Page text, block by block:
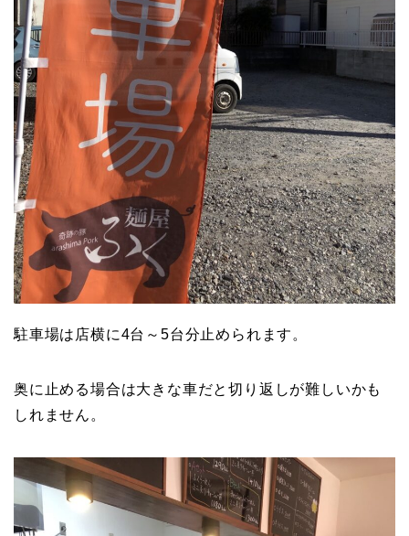
駐車場は店横に4台～5台分止められます。
奥に止める場合は大きな車だと切り返しが難しいかも
しれません。